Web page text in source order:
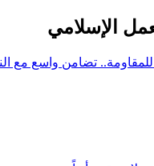
الإسلامي
تضامن واسع مع